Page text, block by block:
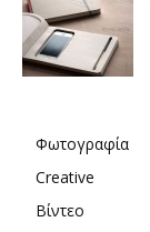
Φωτογραφία
Creative
Βίντεο